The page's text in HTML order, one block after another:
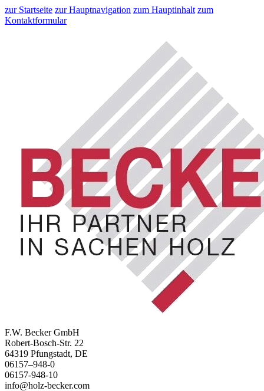
zur Startseite zur Hauptnavigation zum Hauptinhalt zum
Kontaktformular
F.W. Becker GmbH
Robert-Bosch-Str. 22
64319 Pfungstadt, DE
06157–948-0
06157-948-10
info@holz-becker.com